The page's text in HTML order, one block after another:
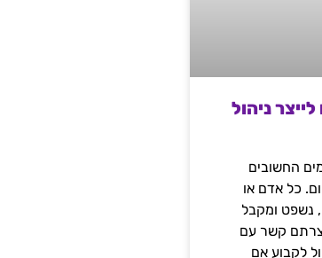
לייצר ניהול
החשובים
כל אדם או
נשפט ומקבל
קשר עם
לקבוע אם